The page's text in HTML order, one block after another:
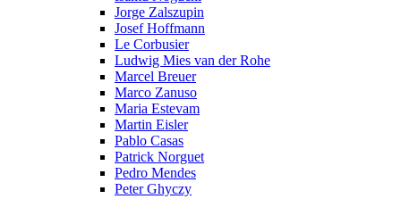
Jorge Zalszupin
Josef Hoffmann
Le Corbusier
Ludwig Mies van der Rohe
Marcel Breuer
Marco Zanuso
Maria Estevam
Martin Eisler
Pablo Casas
Patrick Norguet
Pedro Mendes
Peter Ghyczy